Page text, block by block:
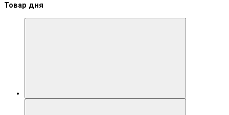
Товар дня